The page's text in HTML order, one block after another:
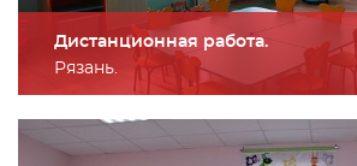
Дистанционная работа.
Рязань.